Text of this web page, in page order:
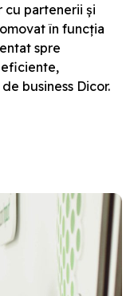
cu partenerii și
în funcția
spre
business Dicor.